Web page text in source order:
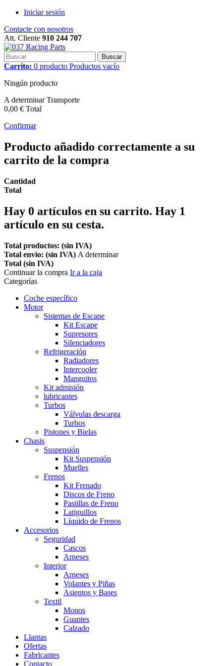
Iniciar sesión
Contacte con nosotros
Att. Cliente 910 244 707
Buscar
Carrito: 0 producto Productos vacío
Ningún producto
A determinarTransporte
0,00 € Total
Confirmar
Producto añadido correctamente a su
carrito de la compra
Cantidad
Total
Hay 0 artículos en su carrito. Hay 1
artículo en su cesta.
Total productos: (sin IVA)
Total envío: (sin IVA) A determinar
Total (sin IVA)
Continuar la compra Ir a la caja
Categorías
Coche específico
Motor
Sistemas de Escape
Kit Escape
Supresores
Silenciadores
Refrigeración
Radiadores
Intercooler
Manguitos
Kit admisión
lubricantes
Turbos
Válvulas descarga
Turbos
Pistones y Bielas
Chasis
Suspensión
Kit Suspensión
Muelles
Frenos
Kit Frenado
Discos de Freno
Pastillas de Freno
Latiguillos
Líquido de Frenos
Accesorios
Seguridad
Cascos
Arneses
Interior
Arneses
Volantes y Piñas
Asientos y Bases
Textil
Monos
Guantes
Calzado
Llantas
Ofertas
Fabricantes
Contacto